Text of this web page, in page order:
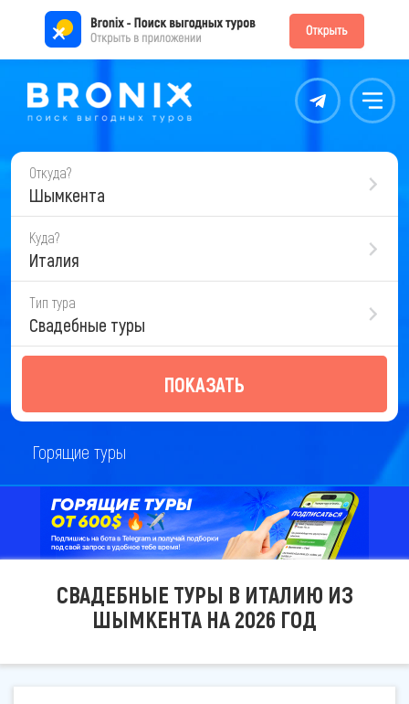
Контакты Меню
Откуда?
Шымкента
Куда?
Италия
Тип тура
Свадебные туры
ПОКАЗАТЬ
Горящие туры
СВАДЕБНЫЕ ТУРЫ В ИТАЛИЮ ИЗ
ШЫМКЕНТА НА 2026 ГОД